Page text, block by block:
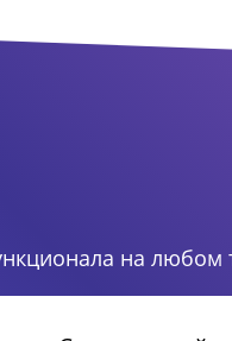
на любом